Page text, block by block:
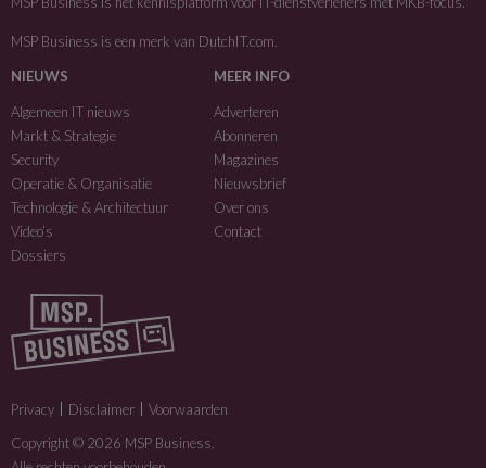
MSP Business is een merk van DutchIT.com
NIEUWS
Algemeen IT nieuws
Markt & Strategie
Security
Operatie & Organisatie
Technologie & Architectuur
Video’s
Dossiers
MEER INFO
Adverteren
Abonneren
Magazines
Nieuwsbrief
Over ons
Contact
Privacy Disclaimer
Voorwaarden
Copyright © 2026 MSP Business.